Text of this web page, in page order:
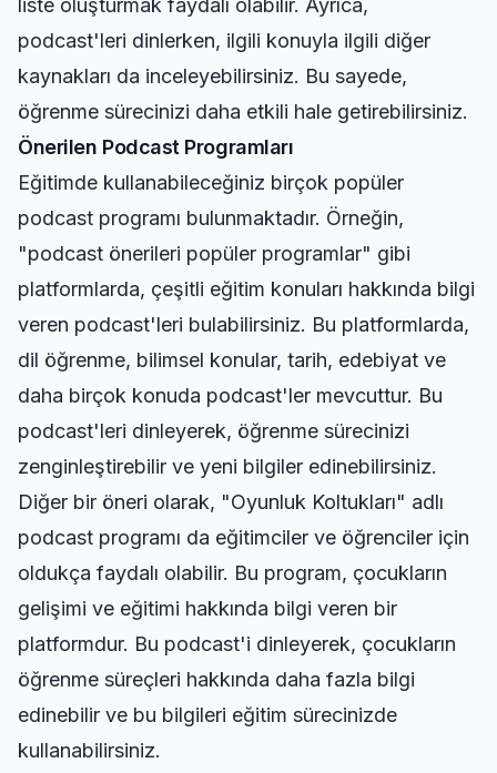
liste oluşturmak faydalı olabilir. Ayrıca,
podcast'leri dinlerken, ilgili konuyla ilgili diğer
kaynakları da inceleyebilirsiniz. Bu sayede,
öğrenme sürecinizi daha etkili hale getirebilirsiniz.
Önerilen Podcast Programları
Eğitimde kullanabileceğiniz birçok popüler
podcast programı bulunmaktadır. Örneğin,
"podcast önerileri popüler programlar" gibi
platformlarda, çeşitli eğitim konuları hakkında bilgi
veren podcast'leri bulabilirsiniz. Bu platformlarda,
dil öğrenme, bilimsel konular, tarih, edebiyat ve
daha birçok konuda podcast'ler mevcuttur. Bu
podcast'leri dinleyerek, öğrenme sürecinizi
zenginleştirebilir ve yeni bilgiler edinebilirsiniz.
Diğer bir öneri olarak, "Oyunluk Koltukları" adlı
podcast programı da eğitimciler ve öğrenciler için
oldukça faydalı olabilir. Bu program, çocukların
gelişimi ve eğitimi hakkında bilgi veren bir
platformdur. Bu podcast'i dinleyerek, çocukların
öğrenme süreçleri hakkında daha fazla bilgi
edinebilir ve bu bilgileri eğitim sürecinizde
kullanabilirsiniz.